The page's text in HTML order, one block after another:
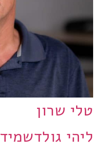
טלי שרון
ליהי גולדשמיד